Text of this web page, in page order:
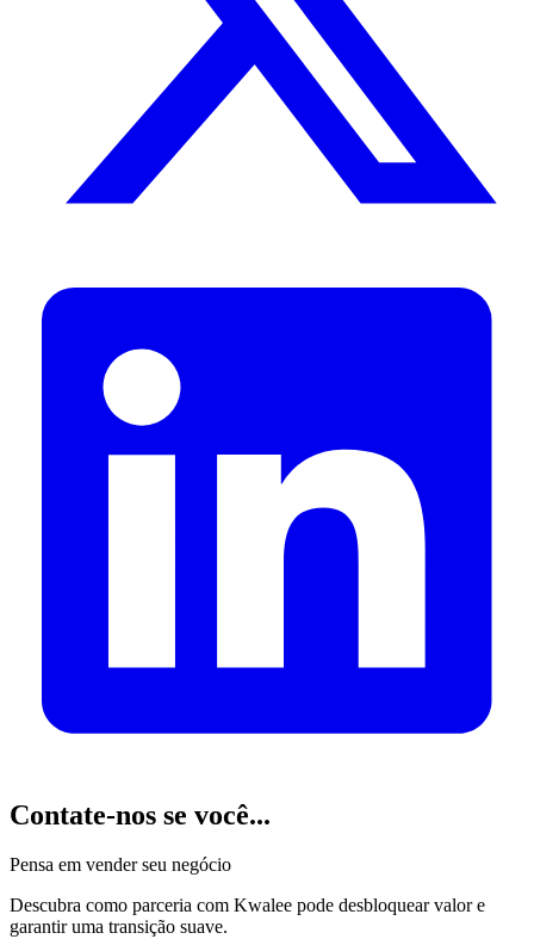
Contate-nos se você...
Pensa em vender seu negócio
Descubra como parceria com Kwalee pode desbloquear valor e
garantir uma transição suave.